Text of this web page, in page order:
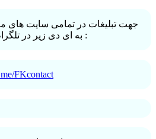
جهت تبلیغات در تمامی سایت های
به ای دی زیر در تلگرام پیام دهید :
FKcontact